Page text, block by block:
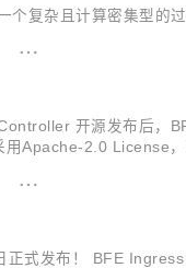
复杂且计算密集型的过
开源发布后，
Apache-2.0 License
式发布！ BFE